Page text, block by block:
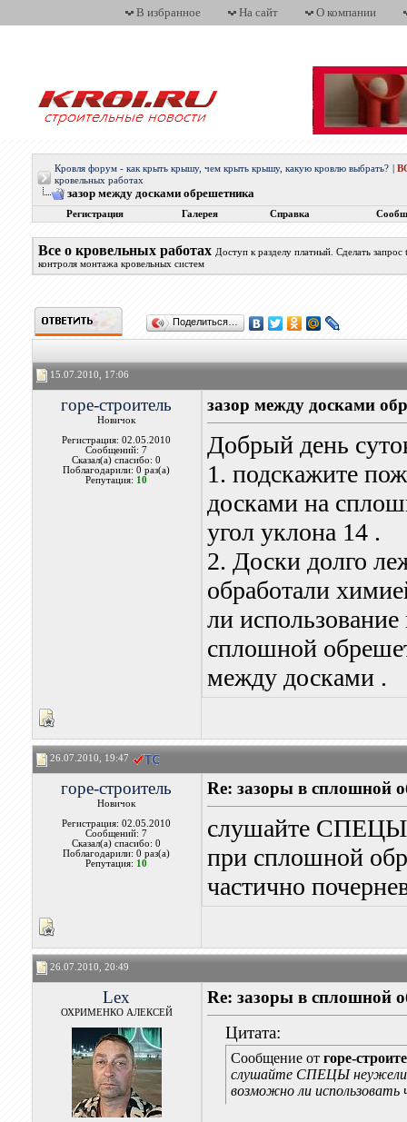
В избранное На сайт О компании
Кровля форум - как крыть крышу, чем крыть крышу, какую кровлю выбрать?
кровельных работах
зазор между досками обрешетника
Регистрация Галерея Справка
Все о кровельных работах Доступ к разделу платный. Сделать
контроля монтажа кровельных систем
Поделиться…
15.07.2010, 17:06
горе-строитель
Новичок
Регистрация: 02.05.2010
Сообщений: 7
Сказал(а) спасибо: 0
Поблагодарили: 0 раз(а)
Репутация: 10
зазор между досками
Добрый день
1. подскажите
досками на
угол уклона 14 .
2. Доски долго
обработали
ли
сплошной
между досками .
26.07.2010, 19:47
горе-строитель
Новичок
Регистрация: 02.05.2010
Сообщений: 7
Сказал(а) спасибо: 0
Поблагодарили: 0 раз(а)
Репутация: 10
Re: зазоры в сплошной
слушайте СПЕЦЫ
при сплошной
частично
26.07.2010, 20:49
Lex
ОХРИМЕНКО АЛЕКСЕЙ
Re: зазоры в сплошной
Цитата:
Сообщение от горе-
слушайте СПЕЦЫ неужели
возможно ли использовать